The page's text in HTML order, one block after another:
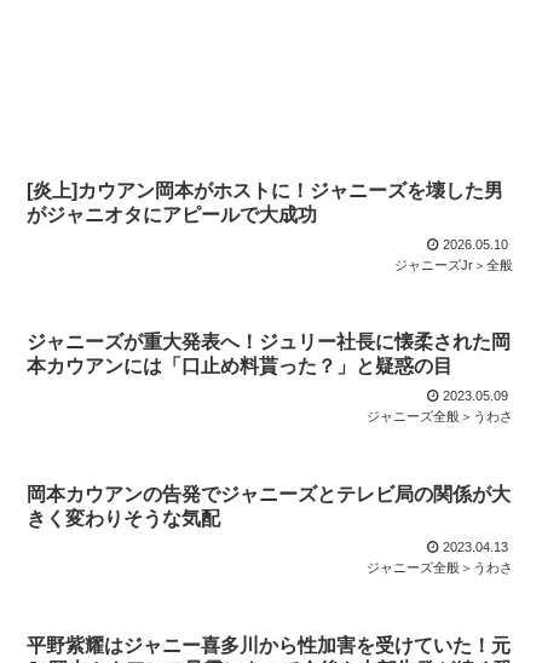
[炎上]カウアン岡本がホストに！ジャニーズを壊した男
がジャニオタにアピールで大成功
2026.05.10
ジャニーズJr＞全般
ジャニーズが重大発表へ！ジュリー社長に懐柔された岡
本カウアンには「口止め料貰った？」と疑惑の目
2023.05.09
ジャニーズ全般＞うわさ
岡本カウアンの告発でジャニーズとテレビ局の関係が大
きく変わりそうな気配
2023.04.13
ジャニーズ全般＞うわさ
平野紫耀はジャニー喜多川から性加害を受けていた！元